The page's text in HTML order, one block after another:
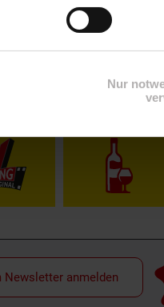
Nur
Newsletter anmelden